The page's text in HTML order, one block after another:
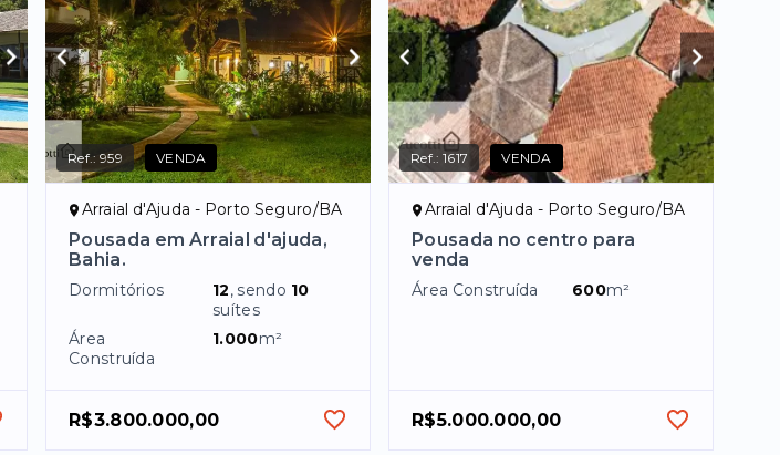
Ref.:959 VENDA
Arraial d'Ajuda - Porto Seguro/BA
Pousada em Arraial d'ajuda,
Bahia.
Dormitórios 12, sendo 10
suítes
Área
Construída
1.000m²
R$3.800.000,00
Ref.:1617 VENDA
Arraial d'Ajuda - Porto Seguro/BA
Pousada no centro para
venda
Área Construída 600m²
R$5.000.000,00